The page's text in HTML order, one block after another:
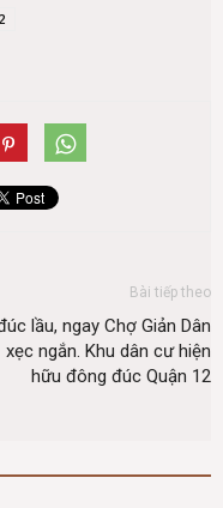
Bài tiếp theo
lầu, ngay Chợ Giản Dân
xẹc ngắn. Khu dân cư hiện
hữu đông đúc Quận 12